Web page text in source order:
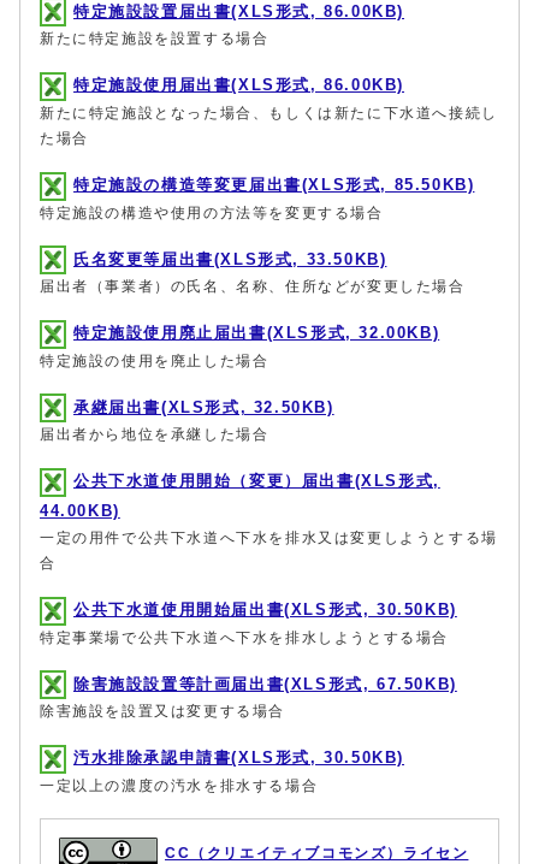
特定施設設置届出書(XLS形式, 86.00KB)
新たに特定施設を設置する場合
特定施設使用届出書(XLS形式, 86.00KB)
新たに特定施設となった場合、もしくは新たに下水道へ接続し
た場合
特定施設の構造等変更届出書(XLS形式, 85.50KB)
特定施設の構造や使用の方法等を変更する場合
氏名変更等届出書(XLS形式, 33.50KB)
届出者（事業者）の氏名、名称、住所などが変更した場合
特定施設使用廃止届出書(XLS形式, 32.00KB)
特定施設の使用を廃止した場合
承継届出書(XLS形式, 32.50KB)
届出者から地位を承継した場合
公共下水道使用開始（変更）届出書(XLS形式,
44.00KB)
一定の用件で公共下水道へ下水を排水又は変更しようとする場
合
公共下水道使用開始届出書(XLS形式, 30.50KB)
特定事業場で公共下水道へ下水を排水しようとする場合
除害施設設置等計画届出書(XLS形式, 67.50KB)
除害施設を設置又は変更する場合
汚水排除承認申請書(XLS形式, 30.50KB)
一定以上の濃度の汚水を排水する場合
CC（クリエイティブコモンズ）ライセン